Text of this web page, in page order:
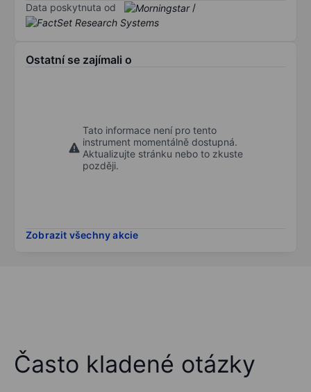
Data poskytnuta od /
Ostatní se zajímali o
Tato informace není pro tento
instrument momentálně dostupná.
Aktualizujte stránku nebo to zkuste
později.
Zobrazit všechny akcie
Často kladené otázky